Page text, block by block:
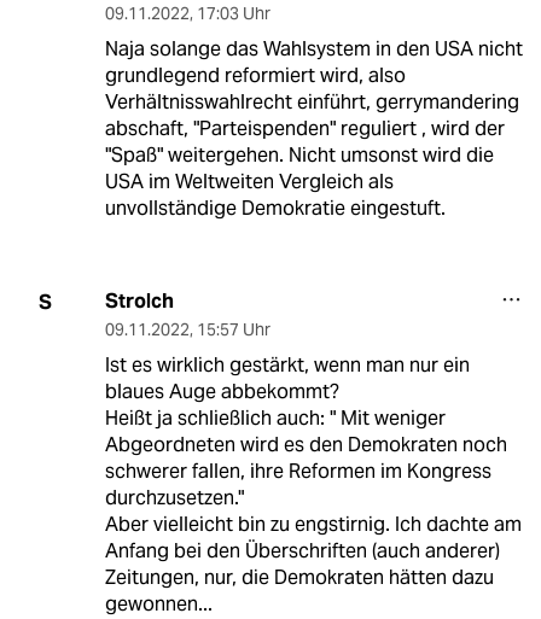
09.11.2022, 17:03 Uhr
Naja solange das Wahlsystem in den USA nicht
grundlegend reformiert wird, also
Verhältnisswahlrecht einführt, gerrymandering
abschaft, "Parteispenden" reguliert , wird der
"Spaß" weitergehen. Nicht umsonst wird die
USA im Weltweiten Vergleich als
unvollständige Demokratie eingestuft.
S Strolch
09.11.2022, 15:57 Uhr
Ist es wirklich gestärkt, wenn man nur ein
blaues Auge abbekommt?
Heißt ja schließlich auch: " Mit weniger
Abgeordneten wird es den Demokraten noch
schwerer fallen, ihre Reformen im Kongress
durchzusetzen."
Aber vielleicht bin zu engstirnig. Ich dachte am
Anfang bei den Überschriften (auch anderer)
Zeitungen, nur, die Demokraten hätten dazu
gewonnen...